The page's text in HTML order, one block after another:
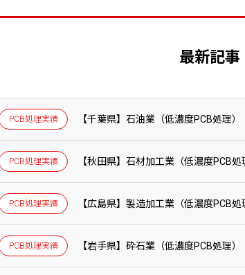
最新記事
PCB処理実績 【千葉県】石油業（低濃度PCB処理）
PCB処理実績 【秋田県】石材加工業（低濃度PCB処
PCB処理実績 【広島県】製造加工業（低濃度PCB処
PCB処理実績 【岩手県】砕石業（低濃度PCB処理）